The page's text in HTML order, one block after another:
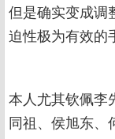
但是确实变成调
迫性极为有效的
本人尤其钦佩李
同祖、侯旭东、